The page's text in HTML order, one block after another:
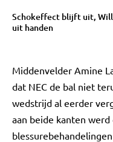
Schokeffect blijft uit,
uit handen
Middenvelder Amine
dat NEC de bal niet
wedstrijd al eerder
aan beide kanten werd